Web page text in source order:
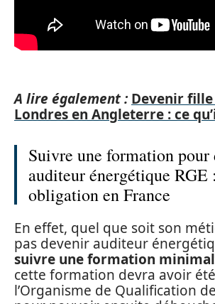
A lire également : Devenir
Londres en Angleterre : ce
Suivre une formation pour
auditeur énergétique RGE
obligation en France
En effet, quel que soit son
pas devenir auditeur
suivre une formation
cette formation devra avoir
l’Organisme de Qualification